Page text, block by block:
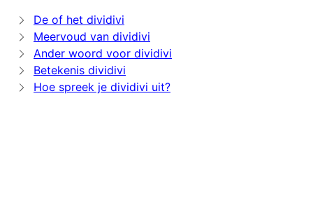
De of het dividivi
Meervoud van dividivi
Ander woord voor dividivi
Betekenis dividivi
Hoe spreek je dividivi uit?